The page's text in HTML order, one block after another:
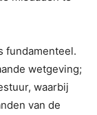
fundamenteel.
wetgeving;
waarbij
van de